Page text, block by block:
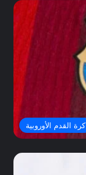
كرة القدم الأوروبية